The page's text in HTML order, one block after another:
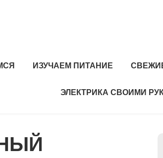
ИЗУЧАЕМ ПИТАНИЕ
ЭЛЕКТРИКА СВОИМИ